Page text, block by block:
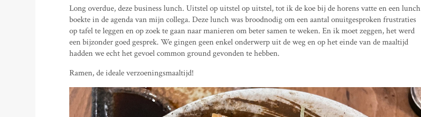
Long overdue, deze business lunch. Uitstel op uitstel op uitstel, tot ik de koe bij de horens vatte en een lunch
boekte in de agenda van mijn collega. Deze lunch was broodnodig om een aantal onuitgesproken frustraties
op tafel te leggen en op zoek te gaan naar manieren om beter samen te weken. En ik moet zeggen, het werd
een bijzonder goed gesprek. We gingen geen enkel onderwerp uit de weg en op het einde van de maaltijd
hadden we echt het gevoel common ground gevonden te hebben.
Ramen, de ideale verzoeningsmaaltijd!